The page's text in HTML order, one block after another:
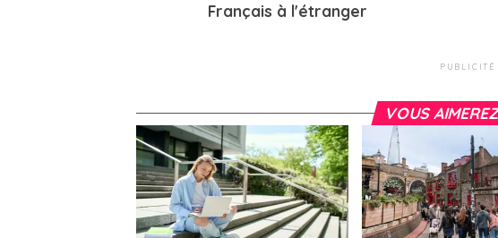
Français à l'étranger
PUBLICITÉ
VOUS